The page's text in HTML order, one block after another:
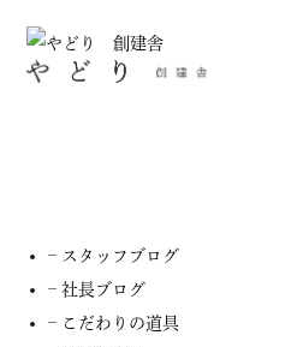
– スタッフブログ
– 社長ブログ
– こだわりの道具